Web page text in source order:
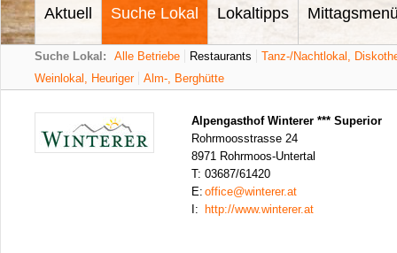
Aktuell Suche Lokal Lokaltipps
Suche Lokal: Alle Betriebe Restaurants
Tanz-/Nachtlokal,
Weinlokal, Heuriger
Alm-, Berghütte
Alpengasthof Winterer *** Superior
Rohrmoosstrasse 24
8971 Rohrmoos-Untertal
T: 03687/61420
E: office@winterer.at
I:
http://www.winterer.at